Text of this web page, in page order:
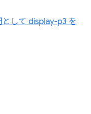
して display-p3 を